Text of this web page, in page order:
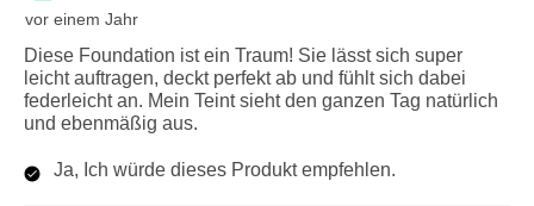
vor einem Jahr
Diese Foundation ist ein Traum! Sie lässt sich super
leicht auftragen, deckt perfekt ab und fühlt sich dabei
federleicht an. Mein Teint sieht den ganzen Tag natürlich
und ebenmäßig aus.
Ja, Ich würde dieses Produkt empfehlen.